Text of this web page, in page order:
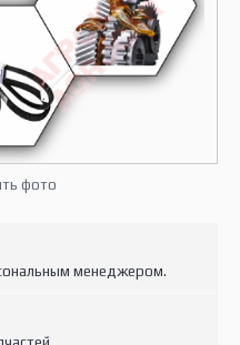
фото
менеджером.